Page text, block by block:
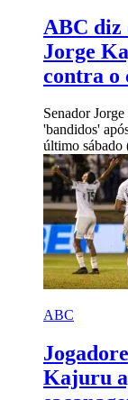
ABC diz
Jorge
contra o
Senador
'bandidos'
último sábado
ABC
Kajuru